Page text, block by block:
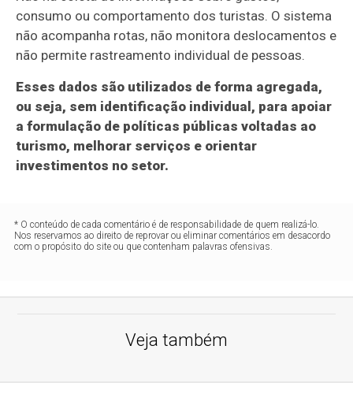
consumo ou comportamento dos turistas. O sistema
não acompanha rotas, não monitora deslocamentos e
não permite rastreamento individual de pessoas.
Esses dados são utilizados de forma agregada,
ou seja, sem identificação individual, para apoiar
a formulação de políticas públicas voltadas ao
turismo, melhorar serviços e orientar
investimentos no setor.
* O conteúdo de cada comentário é de responsabilidade de quem realizá-lo.
Nos reservamos ao direito de reprovar ou eliminar comentários em desacordo
com o propósito do site ou que contenham palavras ofensivas.
Veja também